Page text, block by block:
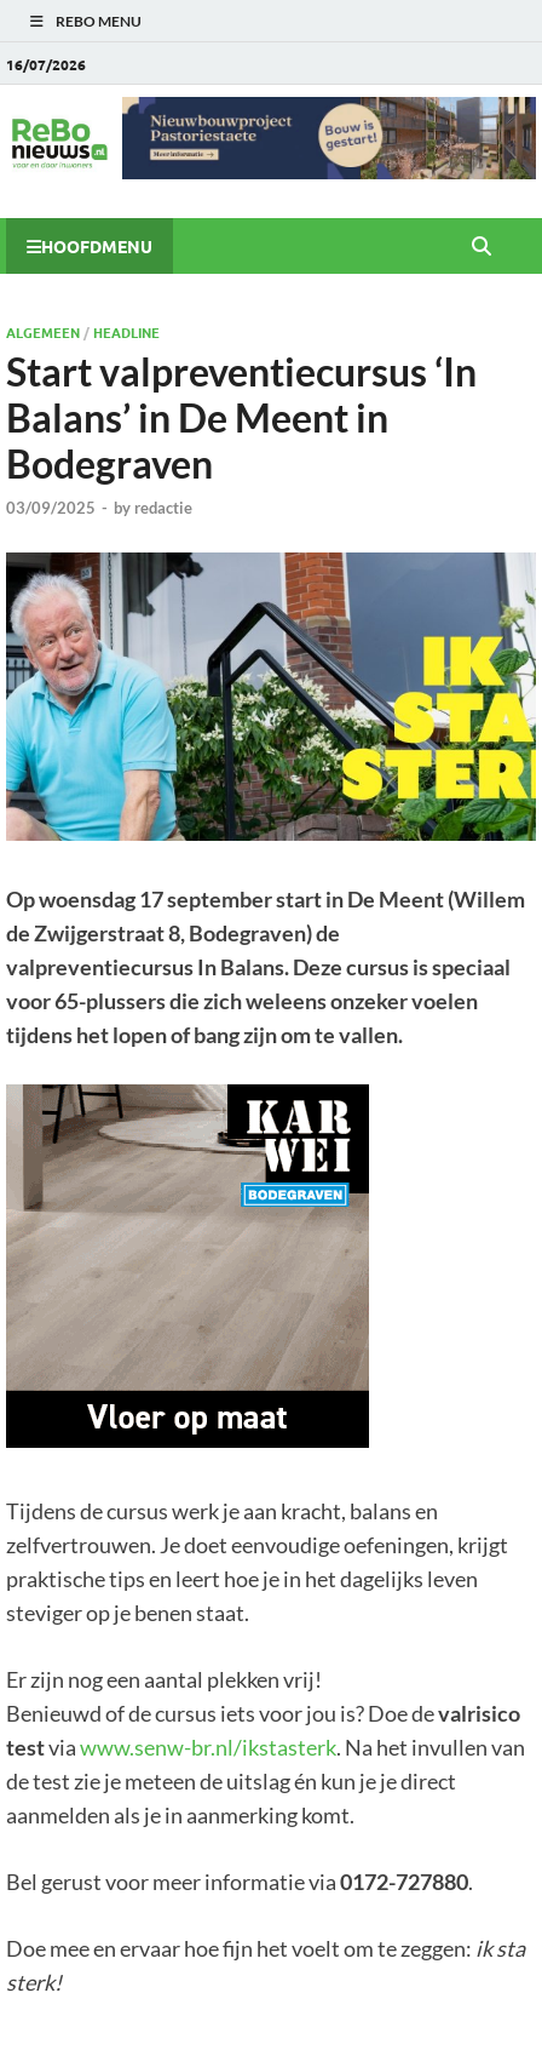
REBO MENU
16/07/2026
HOOFDMENU
ALGEMEEN/ HEADLINE
Start valpreventiecursus ‘In
Balans’ in De Meent in
Bodegraven
03/09/2025 - by redactie
Op woensdag 17 september start in De Meent (Willem
de Zwijgerstraat 8, Bodegraven) de
valpreventiecursus In Balans. Deze cursus is speciaal
voor 65-plussers die zich weleens onzeker voelen
tijdens het lopen of bang zijn om te vallen.
Tijdens de cursus werk je aan kracht, balans en
zelfvertrouwen. Je doet eenvoudige oefeningen, krijgt
praktische tips en leert hoe je in het dagelijks leven
steviger op je benen staat.
Er zijn nog een aantal plekken vrij!
Benieuwd of de cursus iets voor jou is? Doe devalrisico
testviawww.senw-br.nl/ikstasterk. Na het invullen van
de test zie je meteen de uitslag én kun je je direct
aanmelden als je in aanmerking komt.
Bel gerust voor meer informatie via0172-727880.
Doe mee en ervaar hoe fijn het voelt om te zeggen: ik sta
sterk!